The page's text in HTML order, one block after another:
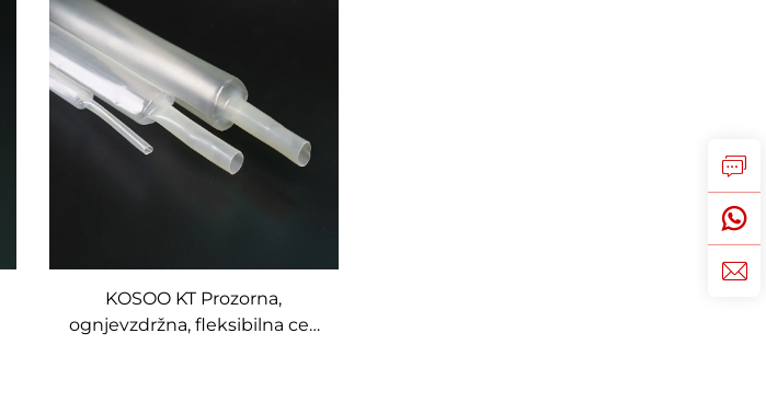
KOSOO KT Prozorna,
ognjevzdržna, fleksibilna cev